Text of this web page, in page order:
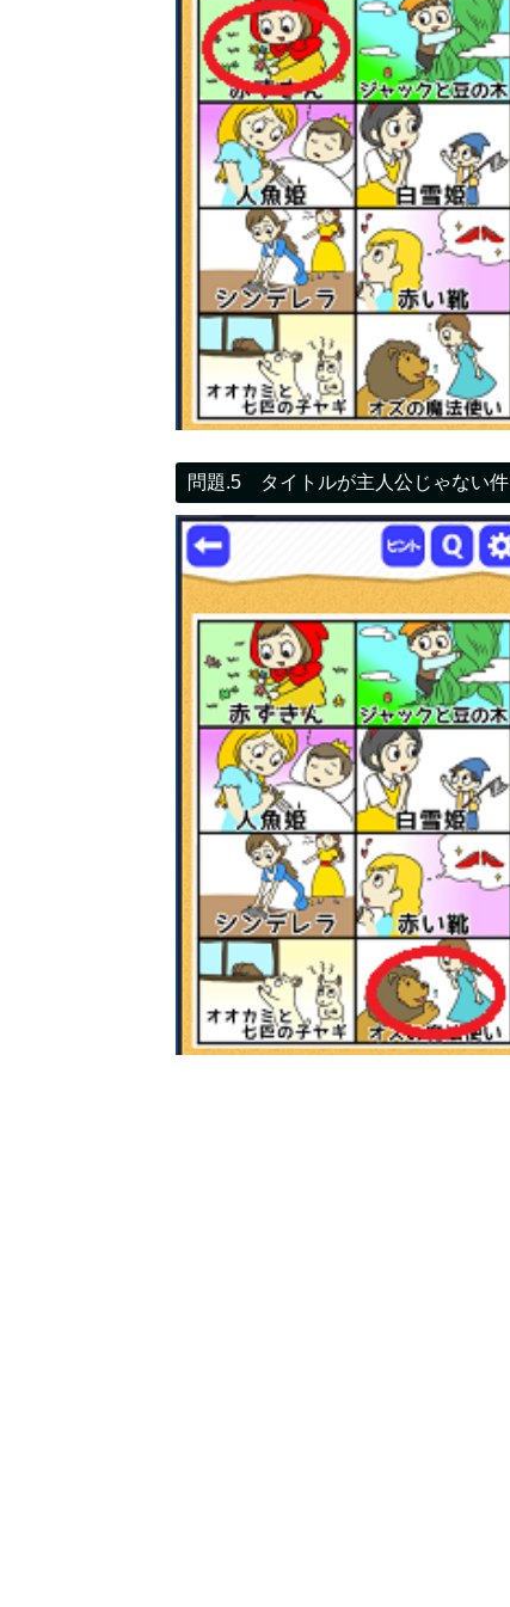
問題.5 タイトルが主人公じゃない件